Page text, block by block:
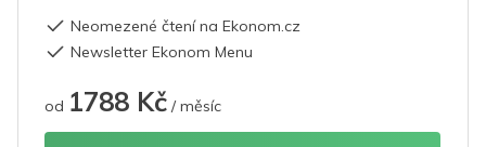
Neomezené čtení na Ekonom.cz
Newsletter Ekonom Menu
od 1788 Kč / měsíc